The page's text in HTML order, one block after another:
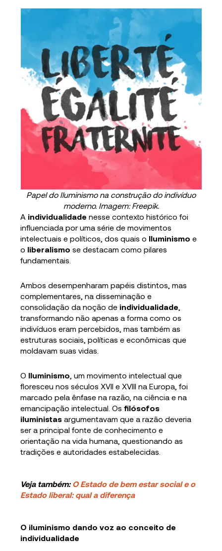
Papel do Iluminismo na construção do indivíduo
moderno. Imagem: Freepik.
A individualidade nesse contexto histórico foi
influenciada por uma série de movimentos
intelectuais e políticos, dos quais o Iluminismo e
o liberalismo se destacam como pilares
fundamentais.
Ambos desempenharam papéis distintos, mas
complementares, na disseminação e
consolidação da noção de individualidade
transformando não apenas a forma como os
indivíduos eram percebidos, mas também as
estruturas sociais, políticas e econômicas que
moldavam suas vidas.
O Iluminismo , um movimento intelectual que
floresceu nos séculos XVII e XVIII na Europa, foi
marcado pela ênfase na razão, na ciência e na
emancipação intelectual. Osfilósofos
iluministasargumentavam que a razão deveria
ser a principal fonte de conhecimento e
orientação na vida humana, questionando as
tradições e autoridades estabelecidas.
Veja também: O Estado de bem estar social e o
Estado liberal: qual a diferença
O iluminismo dando voz ao conceito de
individualidade